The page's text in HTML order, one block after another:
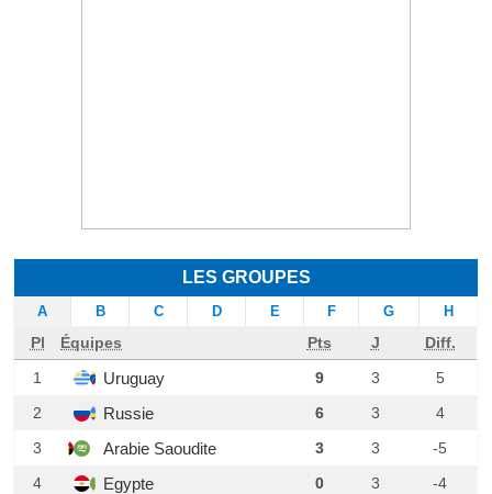
LES GROUPES
A B C D E F G H
Pl Équipes Pts J
Diff.
1
Uruguay 9 3
5
2
Russie 6 3
4
3
Arabie Saoudite 3 3
-5
4
Egypte 0 3 -4